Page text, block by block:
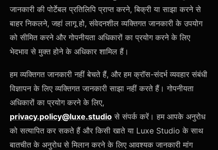
जानकारी की पोर्टेबल प्रतिलिपि प्राप्त करने, बिक्री या साझा करने से
बाहर निकलने, जहां लागू हो, संवेदनशील व्यक्तिगत जानकारी के उपयोग
को सीमित करने और गोपनीयता अधिकारों का प्रयोग करने के लिए
भेदभाव से मुक्त होने के अधिकार शामिल हैं।
हम व्यक्तिगत जानकारी नहीं बेचते हैं, और हम क्रॉस-संदर्भ व्यवहार संबंधी
विज्ञापन के लिए व्यक्तिगत जानकारी साझा नहीं करते हैं। गोपनीयता
अधिकारों का प्रयोग करने के लिए,
privacy.policy@luxe.studio से संपर्क करें। हम आपके अनुरोध
को सत्यापित कर सकते हैं और किसी खाते या Luxe Studio के साथ
बातचीत के अनुरोध से मिलान करने के लिए आवश्यक जानकारी मांग